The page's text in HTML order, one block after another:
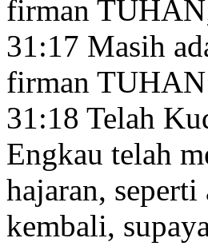
firman
31:17 Masih
firman
31:18 Telah
Engkau telah
hajaran, seperti
kembali,